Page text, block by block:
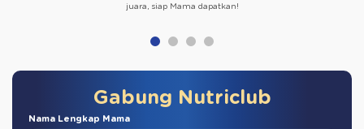
juara, siap Mama dapatkan!
Gabung Nutriclub
Nama Lengkap Mama